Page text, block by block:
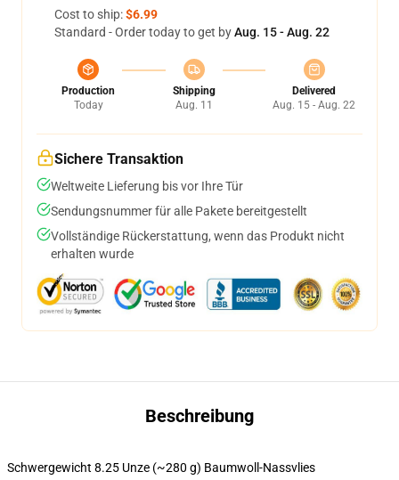
Cost to ship:$6.99
Standard - Order today to get byAug. 15 - Aug. 22
Production
Today
Shipping
Aug. 11
Delivered
Aug. 15 - Aug. 22
Sichere Transaktion
Weltweite Lieferung bis vor Ihre Tür
Sendungsnummer für alle Pakete bereitgestellt
Vollständige Rückerstattung, wenn das Produkt nicht
erhalten wurde
Beschreibung
Schwergewicht 8.25 Unze (~280 g) Baumwoll-Nassvlies